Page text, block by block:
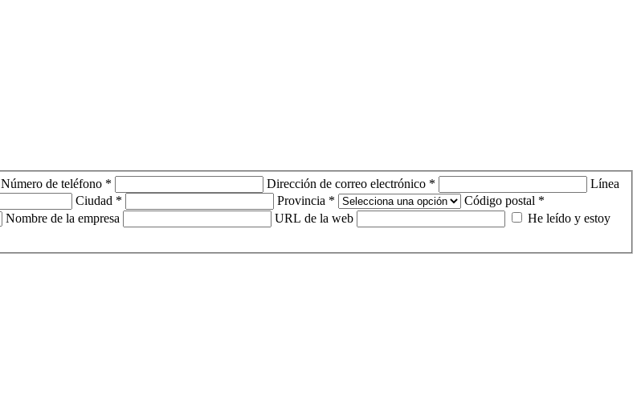
Número de teléfono * Dirección de correo electrónico *
Línea
Ciudad * Provincia *
Código postal *
Nombre de la empresa URL de la web
He leído y estoy